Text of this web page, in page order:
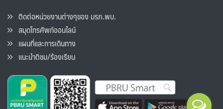
ติดต่อหน่วยงานต่างๆของ มรภ.พบ.
สมุดโทรศัพท์ออนไลน์
แผนที่และการเดินทาง
แนะนำติชม/ร้องเรียน